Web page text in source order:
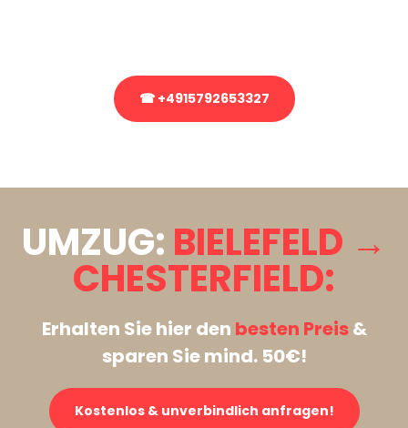
☎ +4915792653327
UMZUG: BIELEFELD →
CHESTERFIELD:
Erhalten Sie hier den besten Preis&
sparen Sie mind. 50€!
Kostenlos & unverbindlich anfragen!